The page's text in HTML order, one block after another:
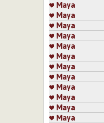
Maya
Maya
Maya
Maya
Maya
Maya
Maya
Maya
Maya
Maya
Maya
Maya